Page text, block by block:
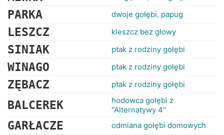
PARKA dwoje gołębi, papug
LESZCZ kleszcz bez głowy
SINIAK ptak z rodziny gołębi
WINAGO ptak z rodziny gołębi
ZĘBACZ ptak z rodziny gołębi
BALCEREK
hodowca gołębi z
"Alternatywy 4"
GARŁACZE odmiana gołębi domowych